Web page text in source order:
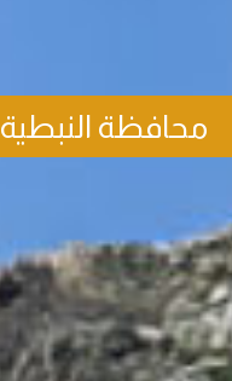
محافظة النبطية